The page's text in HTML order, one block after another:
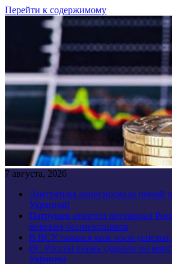
Перейти к содержимому
7 августа, 2026
Лантратова анонсировала новый
Украиной
Патрушев отметил потенциал
морских беспилотников
В ВСУ начался хаос из-за
ВС России вновь ударили по
Украины